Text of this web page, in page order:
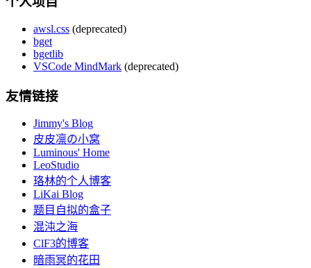
awsl.css (deprecated)
bget
bgetlib
VSCode MindMark (deprecated)
友情链接
Jimmy's Blog
皮皮凛の小窝
Luminous' Home
LeoStudio
珞林的个人博客
LiKai Blog
题目自拟的盒子
混沌之海
ClF3的博客
暗雨冥的花田